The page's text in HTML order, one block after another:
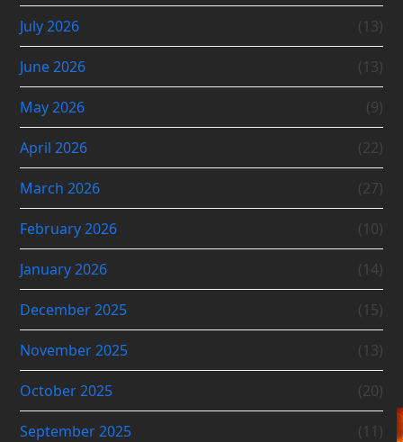
July 2026 (13)
June 2026 (13)
May 2026 (9)
April 2026 (22)
March 2026 (27)
February 2026 (10)
January 2026 (14)
December 2025 (15)
November 2025 (13)
October 2025 (20)
September 2025 (11)